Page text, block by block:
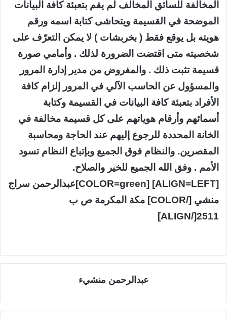
المخالفة للسائق المخالف لم يقم بتعبئة كافة البيانات
الموضحة في القسيمة ويتحاشى كتابة اسمه ورقم
هويته بل يوقع فقط ( بخربشات ) لا يمكن التعرّف على
شخصيته متى اقتضت الضرورة لذلك . وأمامي صورة
قسيمة تثبت ذلك . والمفروض من مدير إدارة المرور
والمسؤول عن الحاسب الآلي في المرور إلزام كافة
الأفراد بتعبئة كافة البيانات في القسيمة وكتابة
أسمائهم وأرقام هوياتهم على كل قسيمة مخالفة في
الخانة المحددة للرجوع إليهم عند الحاجة ومحاسبة
المقصرين. والنظام فوق الجميع وبإتباع النظام تسود
الأمم . وفق الله الجميع للخير والصلاح.
[ALIGN=LEFT] [COLOR=green]عبدالرحمن سراج
منشي [/COLOR] مكة المكرمة ص ب
2511[/ALIGN]
عبدالرحمن منشيء